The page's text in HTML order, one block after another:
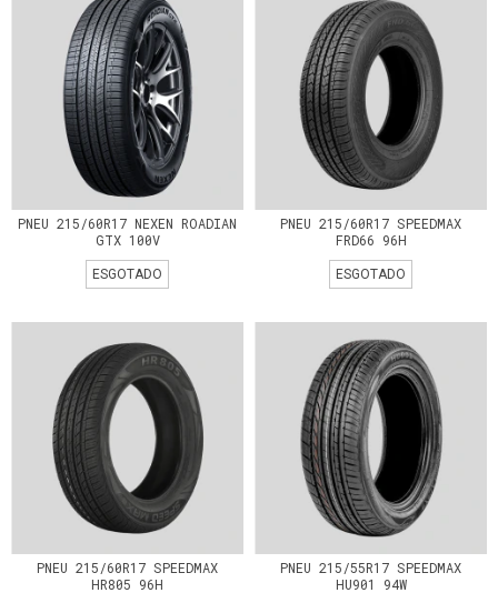
PNEU 215/60R17 NEXEN ROADIAN
GTX 100V
ESGOTADO
PNEU 215/60R17 SPEEDMAX
FRD66 96H
ESGOTADO
PNEU 215/60R17 SPEEDMAX
HR805 96H
PNEU 215/55R17 SPEEDMAX
HU901 94W